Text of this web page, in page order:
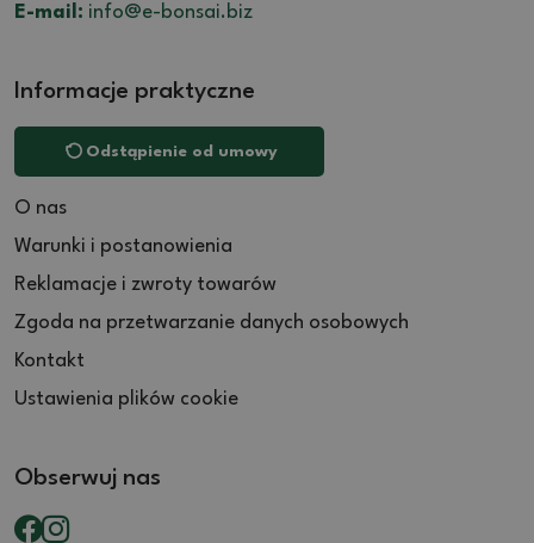
E-mail: info@e-bonsai.biz
Informacje praktyczne
Odstąpienie od umowy
O nas
Warunki i postanowienia
Reklamacje i zwroty towarów
Zgoda na przetwarzanie danych osobowych
Kontakt
Ustawienia plików cookie
Obserwuj nas